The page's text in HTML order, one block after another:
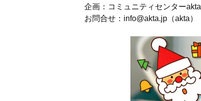
企画：コミュニティセンターakta
お問合せ：info@akta.jp（akta）